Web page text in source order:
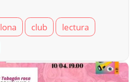
club
lectura